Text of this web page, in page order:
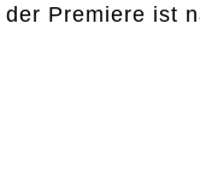
Premiere ist